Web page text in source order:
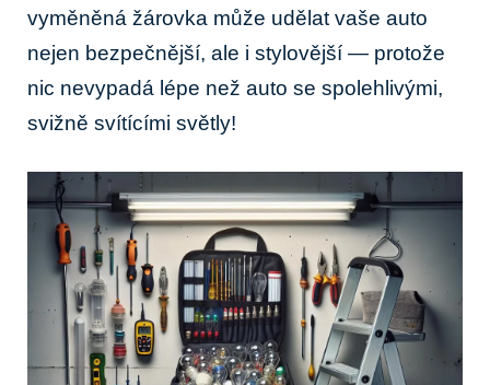
vyměněná žárovka může udělat vaše auto
nejen bezpečnější, ale i stylovější — protože
nic nevypadá lépe než auto se spolehlivými,
svižně svítícími světly!